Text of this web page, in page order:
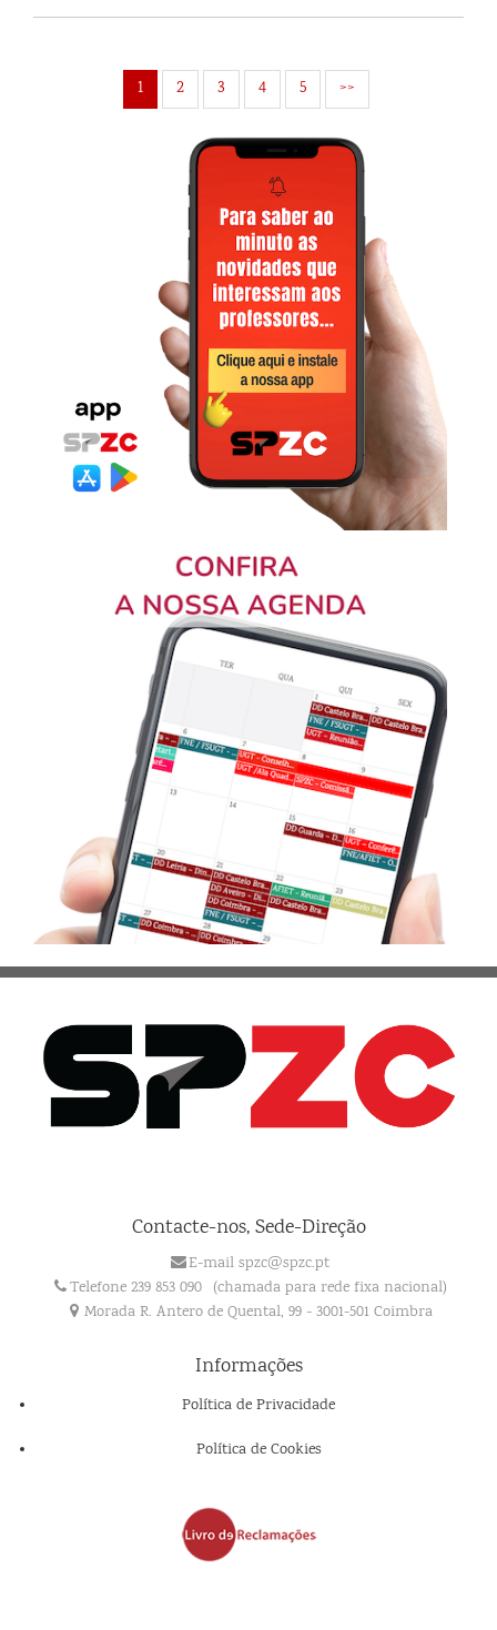
1 2 3 4 5 >>
Contacte-nos, Sede-Direção
E-mail spzc@spzc.pt
Telefone 239 853 090 (chamada para rede fixa nacional)
Morada R. Antero de Quental, 99 - 3001-501 Coimbra
Informações
Política de Privacidade
Política de Cookies